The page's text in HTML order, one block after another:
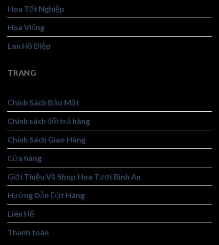
Hoa Tốt Nghiệp
Hoa Viếng
Lan Hồ Điệp
TRANG
Chính Sách Bảo Mật
Chính sách đổi trả hàng
Chính Sách Giao Hàng
Cửa hàng
Giới Thiệu Về Shop Hoa Tươi Bình An
Hướng Dẫn Đặt Hàng
Liên Hệ
Thanh toán